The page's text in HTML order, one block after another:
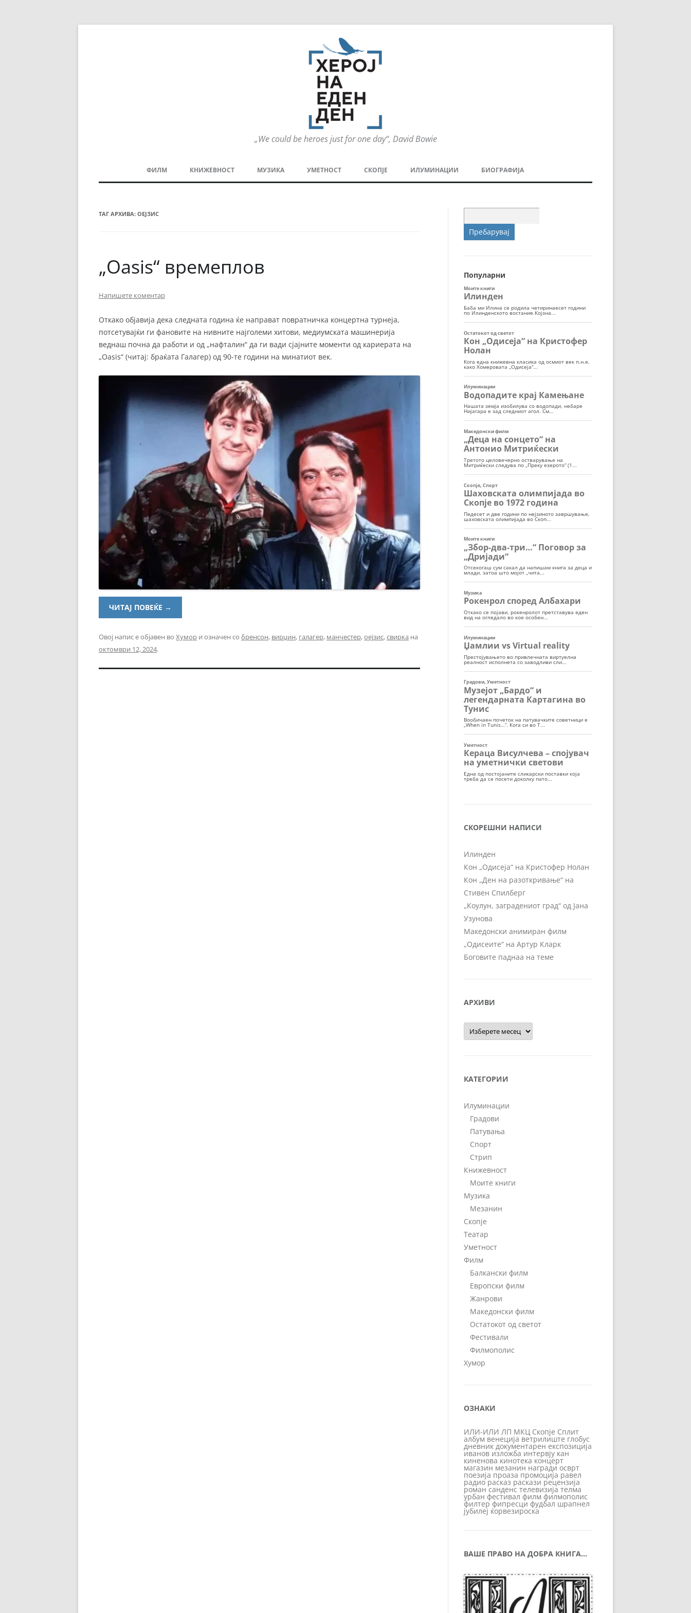
„We could be heroes just for one day“, David Bowie
содржината
ФИЛМ
ЖАНРОВИ
ФИЛМОПОЛИС
КНИЖЕВНОСТ МУЗИКА УМЕТНОСТ СКОПЈЕ ИЛУМИНАЦИИ
СПОРТ
БИОГРАФИЈА
ТАГ АРХИВА: ОЕЈЗИС
„Oasis“ времеплов
Напишете коментар
Откако објавија дека следната година ќе направат повратничка концертна турнеја,
потсетувајќи ги фановите на нивните најголеми хитови, медиумската машинерија
веднаш почна да работи и од „нафталин“ да ги вади сјајните моменти од кариерата на
„Oasis“ (читај: браќата Галагер) од 90-те години на минатиот век.
ЧИТАЈ ПОВЕЌЕ →
Овој напис е објавен во Хумор и означен со бренсон, вирџин, галагер, манчестер,оејзис,свирка на
октомври 12, 2024.
за:
Популарни
СКОРЕШНИ НАПИСИ
Илинден
Кон „Одисеја“ на Кристофер Нолан
Кон „Ден на разоткривање“ на
Стивен Спилберг
„Коулун, заградениот град“ од Јана
Узунова
Македонски анимиран филм
„Одисеите“ на Артур Кларк
Боговите паднаа на теме
АРХИВИ
Архиви
КАТЕГОРИИ
Илуминации
Градови
Патувања
Спорт
Стрип
Книжевност
Моите книги
Музика
Мезанин
Скопје
Театар
Уметност
Филм
Балкански филм
Европски филм
Жанрови
Македонски филм
Остатокот од светот
Фестивали
Филмополис
Хумор
ОЗНАКИ
ИЛИ-ИЛИ ЛП МКЦ Скопје Сплит
албум венеција ветрилиште глобус
дневник документарен експозиција
иванов изложба интервју кан
киненова кинотека концерт
магазин мезанин награди осврт
поезија проаза промоција равел
радио расказ раскази рецензија
роман санденс телевизија телма
урбан фестивал филм филмополис
филтер фипресци фудбал шрапнел
јубилеј ќорвезироска
ВАШЕ ПРАВО НА ДОБРА КНИГА…